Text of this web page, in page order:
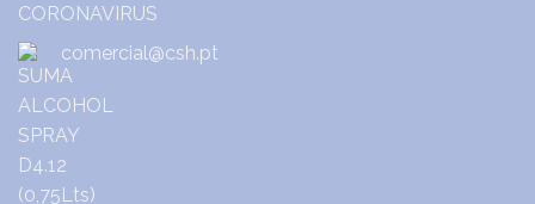
comercial@csh.pt